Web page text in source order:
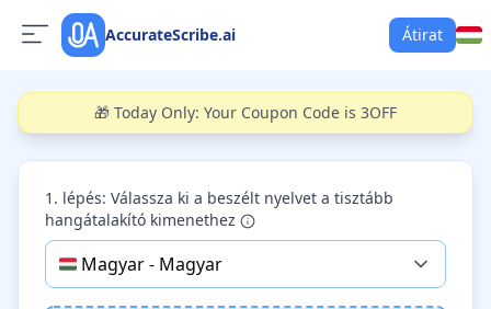
AccurateScribe.ai Átirat
🎁 Today Only: Your Coupon Code is 3OFF
1. lépés: Válassza ki a beszélt nyelvet a tisztább
hangátalakító kimenethez
🇭🇺 Magyar- Magyar